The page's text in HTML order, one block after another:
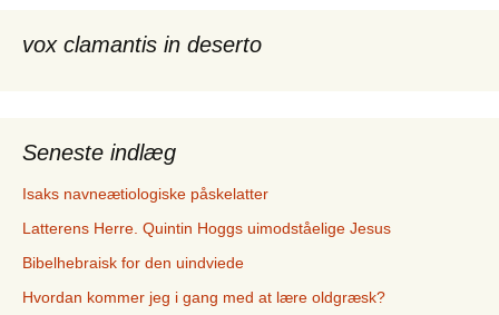
vox clamantis in deserto
Seneste indlæg
Isaks navneætiologiske påskelatter
Latterens Herre. Quintin Hoggs uimodståelige Jesus
Bibelhebraisk for den uindviede
Hvordan kommer jeg i gang med at lære oldgræsk?